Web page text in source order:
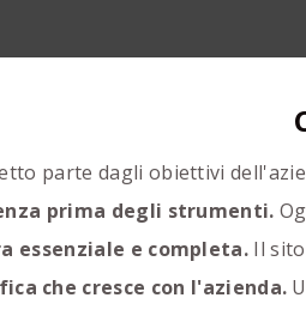
parte dagli obiettivi
prima degli strumenti.
essenziale e completa. Il
che cresce con l'azienda.